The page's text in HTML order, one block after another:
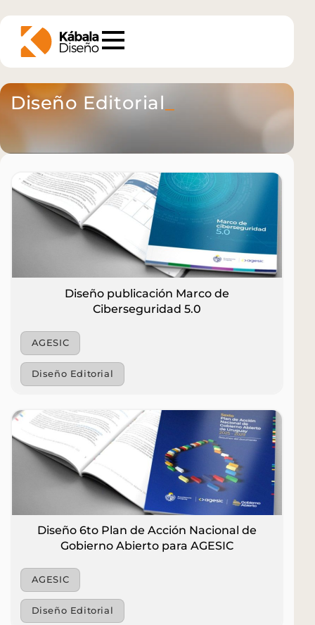
Diseño Editorial
Diseño publicación Marco de
Ciberseguridad 5.0
AGESIC
Diseño Editorial
Diseño 6to Plan de Acción Nacional de
Gobierno Abierto para AGESIC
AGESIC
Diseño Editorial